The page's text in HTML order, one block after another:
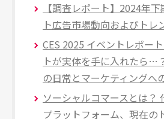
【調査レポート】2024年
ト広告市場動向およびトレ
CES 2025 イベントレポー
トが実体を手に入れたら…
の日常とマーケティングへ
ソーシャルコマースとは？
プラットフォーム、現在の